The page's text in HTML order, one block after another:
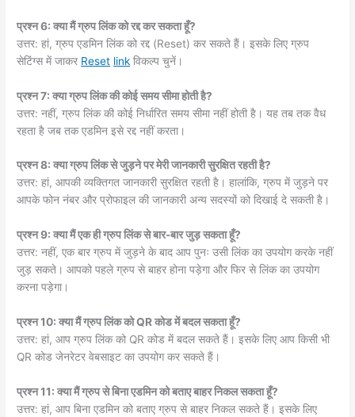
प्रश्न 6: क्या मैं ग्रुप लिंक को रद्द कर सकता हूँ?
उत्तर: हां, ग्रुप एडमिन लिंक को रद्द (Reset) कर सकते हैं। इसके लिए ग्रुप
सेटिंग्स में जाकर Reset link विकल्प चुनें।
प्रश्न 7: क्या ग्रुप लिंक की कोई समय सीमा होती है?
उत्तर: नहीं, ग्रुप लिंक की कोई निर्धारित समय सीमा नहीं होती है। यह तब तक वैध
रहता है जब तक एडमिन इसे रद्द नहीं करता।
प्रश्न 8: क्या ग्रुप लिंक से जुड़ने पर मेरी जानकारी सुरक्षित रहती है?
उत्तर: हां, आपकी व्यक्तिगत जानकारी सुरक्षित रहती है। हालांकि, ग्रुप में जुड़ने पर
आपके फोन नंबर और प्रोफाइल की जानकारी अन्य सदस्यों को दिखाई दे सकती है।
प्रश्न 9: क्या मैं एक ही ग्रुप लिंक से बार-बार जुड़ सकता हूँ?
उत्तर: नहीं, एक बार ग्रुप में जुड़ने के बाद आप पुनः उसी लिंक का उपयोग करके नहीं
जुड़ सकते। आपको पहले ग्रुप से बाहर होना पड़ेगा और फिर से लिंक का उपयोग
करना पड़ेगा।
प्रश्न 10: क्या मैं ग्रुप लिंक को QR कोड में बदल सकता हूँ?
उत्तर: हां, आप ग्रुप लिंक को QR कोड में बदल सकते हैं। इसके लिए आप किसी भी
QR कोड जेनरेटर वेबसाइट का उपयोग कर सकते हैं।
प्रश्न 11: क्या मैं ग्रुप से बिना एडमिन को बताए बाहर निकल सकता हूँ?
उत्तर: हां, आप बिना एडमिन को बताए ग्रुप से बाहर निकल सकते हैं। इसके लिए